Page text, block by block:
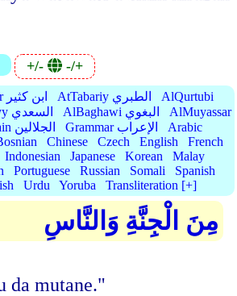
+/- -/+
IbnKathir ابن كثير AtTabariy الطبري
AlQurtubi
AsSaadiyy السعدي AlBaghawi البغوي
AlMuyassar
AlJalalain الجلالين Grammar الإعراب
Arabic
Chinese Czech English
French
Indonesian Japanese Korean
Malay
Portuguese Russian Somali
Spanish
Urdu Yoruba Transliteration [+]
مِنَ الْجِنَّةِ وَالنَّاسِ
da mutane."